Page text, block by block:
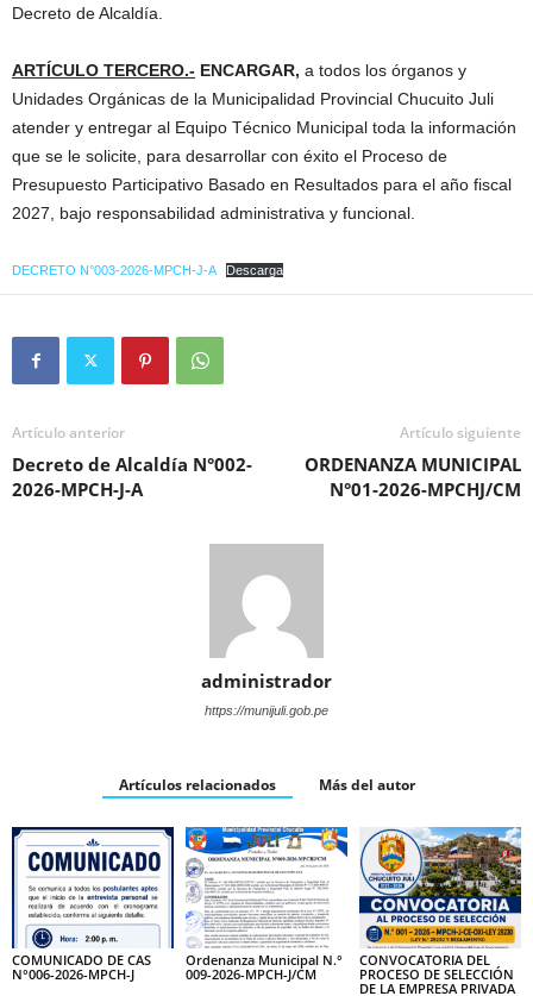
Decreto de Alcaldía.
ARTÍCULO TERCERO.- ENCARGAR, a todos los órganos y
Unidades Orgánicas de la Municipalidad Provincial Chucuito Juli
atender y entregar al Equipo Técnico Municipal toda la información
que se le solicite, para desarrollar con éxito el Proceso de
Presupuesto Participativo Basado en Resultados para el año fiscal
2027, bajo responsabilidad administrativa y funcional.
DECRETO N°003-2026-MPCH-J-A Descarga
Artículo anterior
Decreto de Alcaldía N°002-
2026-MPCH-J-A
Artículo siguiente
ORDENANZA MUNICIPAL
N°01-2026-MPCHJ/CM
administrador
https://munijuli.gob.pe
Artículos relacionados Más del autor
COMUNICADO DE CAS
N°006-2026-MPCH-J
Ordenanza Municipal N.°
009-2026-MPCH-J/CM
CONVOCATORIA DEL
PROCESO DE SELECCIÓN
DE LA EMPRESA PRIVADA